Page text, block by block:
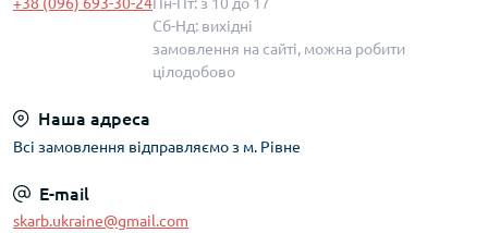
+38 (096) 693-30-24Пн-Пт: з 10 до 17
Сб-Нд: вихідні
замовлення на сайті, можна робити
цілодобово
Наша адреса
Всі замовлення відправляємо з м. Рівне
E-mail
skarb.ukraine@gmail.com